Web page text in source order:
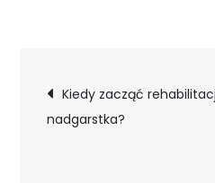
wpisu
Kiedy zacząć
nadgarstka?